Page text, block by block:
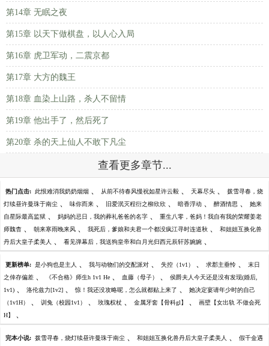
第14章 无眠之夜
第15章 以天下做棋盘，以人心入局
第16章 虎卫军动，二震京都
第17章 大方的魏王
第18章 血染上山路，杀人不留情
第19章 他出手了，然后死了
第20章 杀的天上仙人不敢下凡尘
查看更多章节...
热门点击: 此恨难消我奶奶烟烟 、 从前不待春风慢祝如星许云毅 、 天幕尽头 、 拨雪寻春，烧
灯续昼许曼珠于南尘 、 味你而来 、 旧爱泯灭程衍之柳欣欣 、 暗香浮动 、 醉酒情思 、 她来
自星际最高监狱 、 妈妈的忌日，我的葬礼爸爸的名字 、 重生八零，爸妈！我自有我的荣耀姜老
师魏杳 、 朝来寒雨晚来风 、 我死后，爹娘和夫君一个都没疯江寻时连道秋 、 和姐姐互换化兽
丹后大皇子柔美人 、 看见弹幕后，我送狗皇帝和白月光归西元辰轩苏婉婉 、
更新榜单: 是小狗也是主人 、 我与动物们的交配派对 、 失控（1v1） 、 求郡主垂怜 、 末日
之倖存偏差 、 《不合格》师生h 1v1 He 、 血藤（母子） 、 侯爵夫人今天还是没有发现(婚后,
1v1) 、 洛伦兹力[1v2] 、 惊！我还没攻略呢，怎么就都贴上来了 、 她决定宴请年少时的自己
（1v1H） 、 训兔（校园1v1） 、 玫瑰权杖 、 金属牙套【骨科gl】 、 画壁【女出轨 不做会死
H】 、
完本小说: 拨雪寻春，烧灯续昼许曼珠于南尘 、 和姐姐互换化兽丹后大皇子柔美人 、 假千金遇